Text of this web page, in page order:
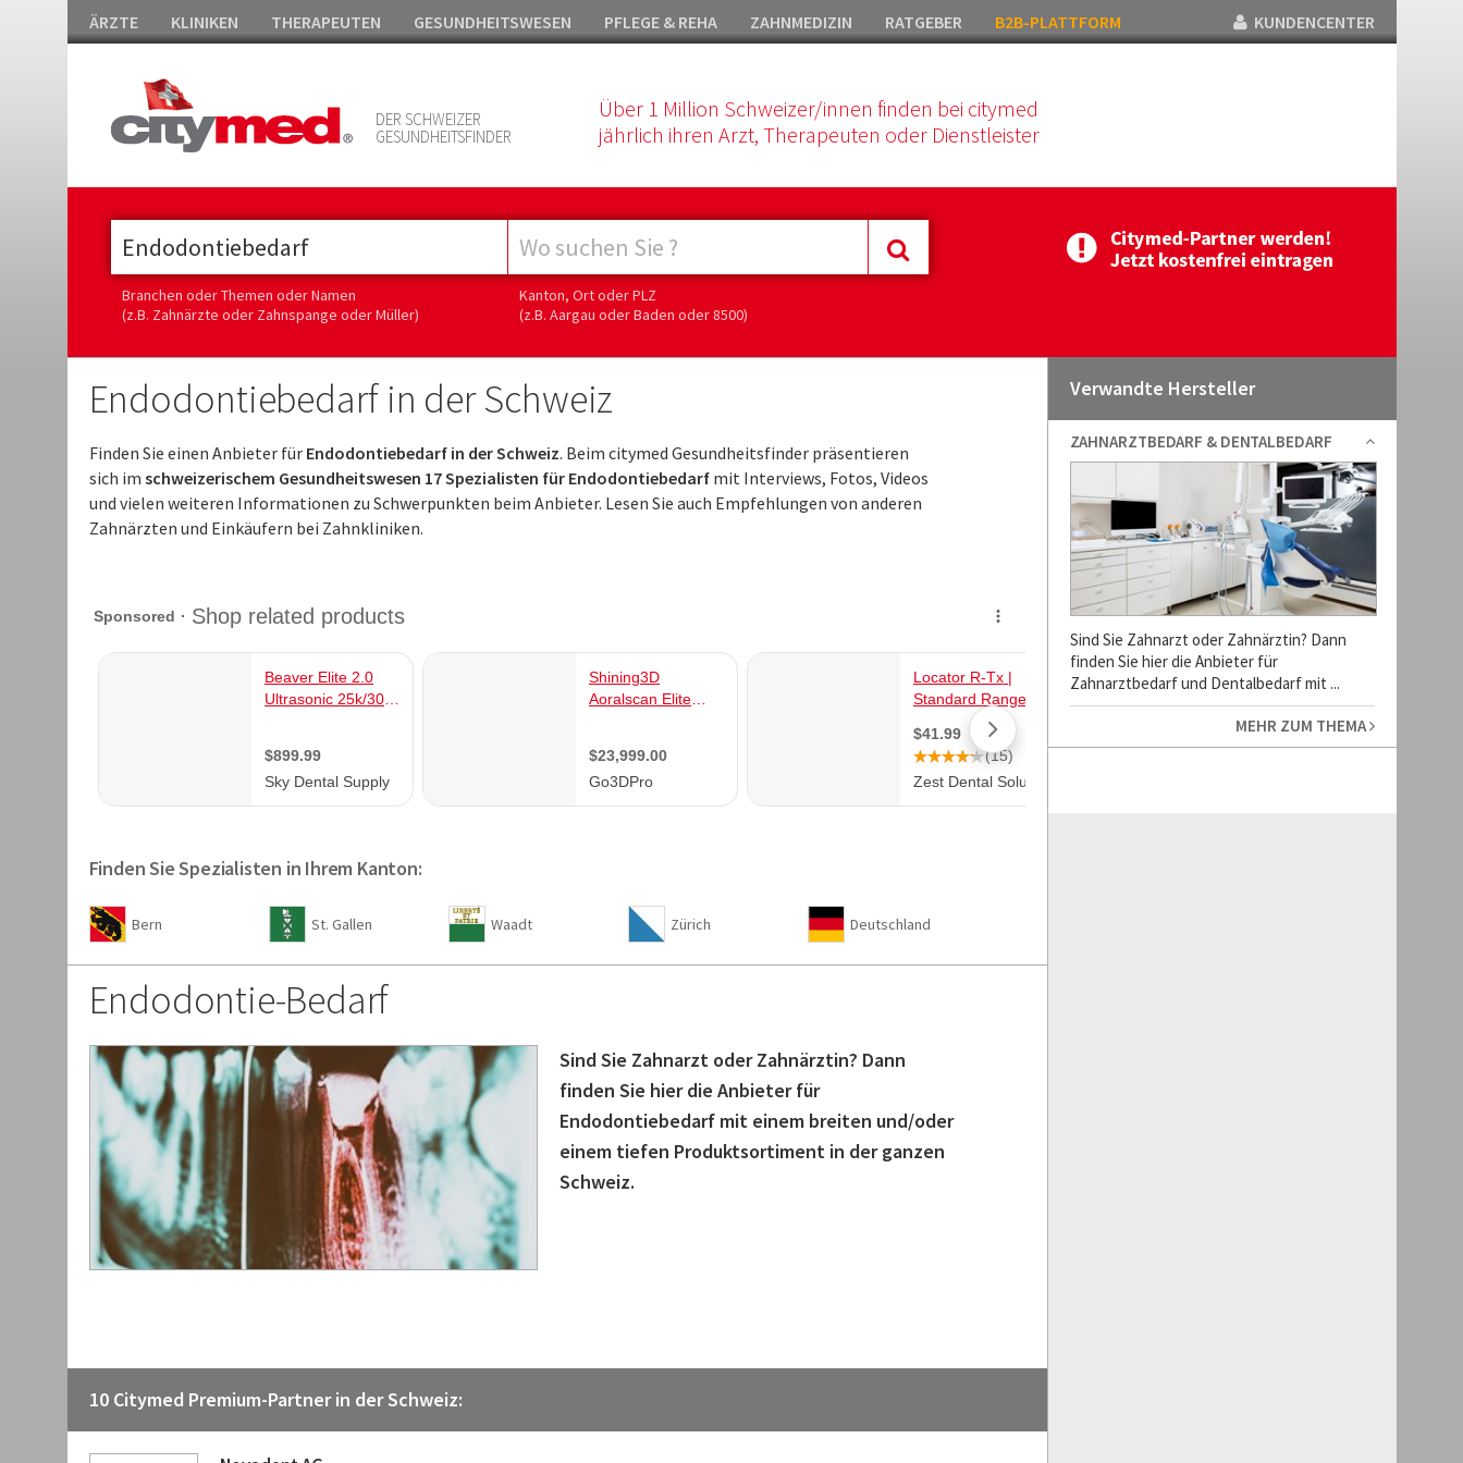
ÄRZTE KLINIKEN THERAPEUTEN GESUNDHEITSWESEN PFLEGE & REHA ZAHNMEDIZIN RATGEBER B2B-PLATTFORM KUNDENCENTER
DER SCHWEIZER
GESUNDHEITSFINDER
Über 1 Million Schweizer/innen finden bei citymed
jährlich ihren Arzt, Therapeuten oder Dienstleister
Branchen oder Themen oder Namen
(z.B. Zahnärzte oder Zahnspange oder Müller)
Kanton, Ort oder PLZ
(z.B. Aargau oder Baden oder 8500)
Endodontiebedarf in der Schweiz
Finden Sie einen Anbieter für Endodontiebedarf in der Schweiz. Beim citymed Gesundheitsfinder präsentieren
sich im schweizerischem Gesundheitswesen 17 Spezialisten für Endodontiebedarf mit Interviews, Fotos, Videos
und vielen weiteren Informationen zu Schwerpunkten beim Anbieter. Lesen Sie auch Empfehlungen von anderen
Zahnärzten und Einkäufern bei Zahnkliniken.
Finden Sie Spezialisten in Ihrem Kanton:
Bern St. Gallen Waadt Zürich Deutschland
Endodontie-Bedarf
Sind Sie Zahnarzt oder Zahnärztin? Dann
finden Sie hier die Anbieter für
Endodontiebedarf mit einem breiten und/oder
einem tiefen Produktsortiment in der ganzen
Schweiz.
10 Citymed Premium-Partner in der Schweiz:
Verwandte Hersteller
ZAHNARZTBEDARF & DENTALBEDARF
Sind Sie Zahnarzt oder Zahnärztin? Dann
finden Sie hier die Anbieter für
Zahnarztbedarf und Dentalbedarf mit ...
MEHR ZUM THEMA